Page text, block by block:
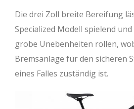
Die drei Zoll breite Bereifung
Specialized Modell spielend
grobe Unebenheiten rollen,
Bremsanlage für den sicheren
eines Falles zuständig ist.